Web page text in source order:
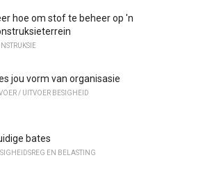
hoe om stof te beheer op 'n
jou vorm van organisasie
/ UITVOER BESIGHEID
bates
EN BELASTING